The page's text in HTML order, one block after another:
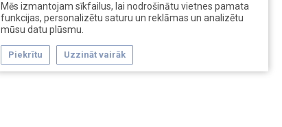
Mēs izmantojam sīkfailus, lai nodrošinātu vietnes pamata
funkcijas, personalizētu saturu un reklāmas un analizētu
mūsu datu plūsmu.
Piekrītu Uzzināt vairāk